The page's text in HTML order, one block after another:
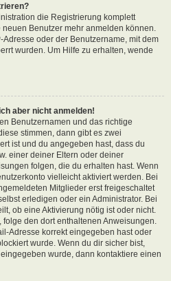
die Registrierung komplett
Benutzer mehr anmelden können.
oder der Benutzername, mit dem
wurden. Um Hilfe zu erhalten, wende
aber nicht anmelden!
Benutzernamen und das richtige
stimmen, dann gibt es zwei
ist und du angegeben hast, dass du
einer deiner Eltern oder deiner
folgen, die du erhalten hast. Wenn
vielleicht aktiviert werden. Bei
Mitglieder erst freigeschaltet
erledigen oder ein Administrator. Bei
ob eine Aktivierung nötig ist oder nicht.
den dort enthaltenen Anweisungen.
Adresse korrekt eingegeben hast oder
wurde. Wenn du dir sicher bist,
wurde, dann kontaktiere einen